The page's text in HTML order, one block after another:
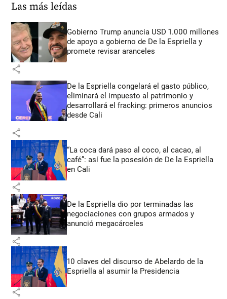
Las más leídas
Gobierno Trump anuncia USD 1.000 millones
de apoyo a gobierno de De la Espriella y
promete revisar aranceles
share
De la Espriella congelará el gasto público,
eliminará el impuesto al patrimonio y
desarrollará el fracking: primeros anuncios
desde Cali
share
“La coca dará paso al coco, al cacao, al
café”: así fue la posesión de De la Espriella
en Cali
share
De la Espriella dio por terminadas las
negociaciones con grupos armados y
anunció megacárceles
share
10 claves del discurso de Abelardo de la
Espriella al asumir la Presidencia
share